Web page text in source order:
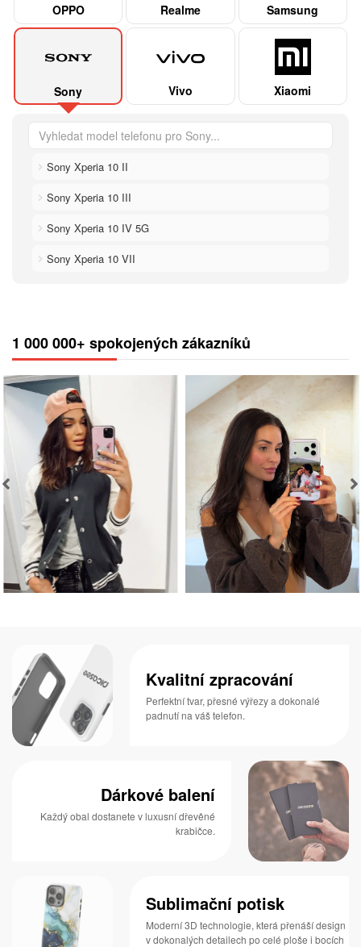
OPPO Realme Samsung
Sony Vivo Xiaomi
Sony Xperia 10 II
Sony Xperia 10 III
Sony Xperia 10 IV 5G
Sony Xperia 10 VII
1 000 000+ spokojených zákazníků
Kvalitní zpracování
Perfektní tvar, přesné výřezy a dokonalé
padnutí na váš telefon.
Dárkové balení
Každý obal dostanete v luxusní dřevěné
krabičce.
Sublimační potisk
Moderní 3D technologie, která přenáší design
v dokonalých detailech po celé ploše i bocích